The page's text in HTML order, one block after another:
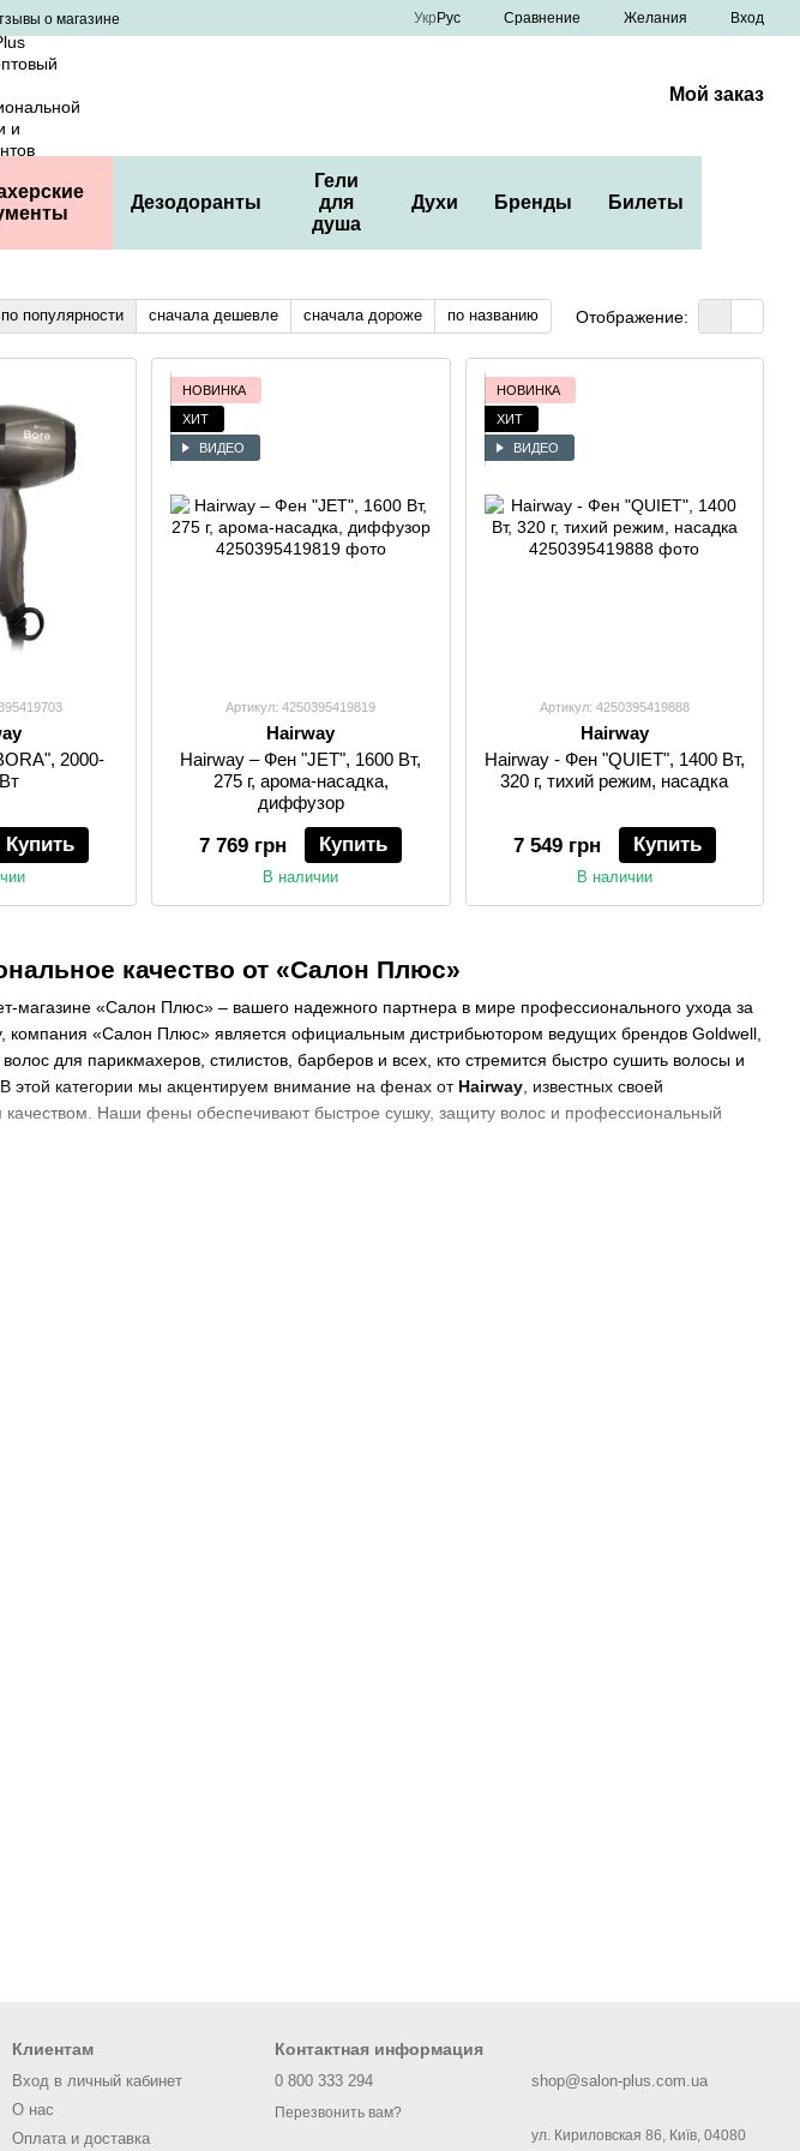
о магазине Укр Рус Сравнение Желания Вход
Мой заказ
Дезодоранты
Гели
для
душа
Духи Бренды Билеты
по популярности сначала дешевле сначала дороже по названию Отображение:
качество от «Салон Плюс»
магазине «Салон Плюс» – вашего надежного партнера в мире профессионального ухода за
компания «Салон Плюс» является официальным дистрибьютором ведущих брендов Goldwell,
для парикмахеров, стилистов, барберов и всех, кто стремится быстро сушить волосы и
этой категории мы акцентируем внимание на фенах от Hairway , известных своей
Наши фены обеспечивают быстрое сушку, защиту волос и профессиональный
концентратор для точной укладки или диффузор для объема. После использования
фены Hairway с другими продуктами:
2000-
Купить
НОВИНКА
ХИТ
ВИДЕО
Артикул: 4250395419819
Hairway
Hairway – Фен "JET", 1600 Вт,
275 г, арома-насадка,
диффузор
7 769 грн Купить
В наличии
НОВИНКА
ХИТ
ВИДЕО
Артикул: 4250395419888
Hairway
Hairway - Фен "QUIET", 1400 Вт,
320 г, тихий режим, насадка
7 549 грн Купить
В наличии
Клиентам
Вход в личный кабинет
О нас
Оплата и доставка
Контактная информация
0 800 333 294
Перезвонить вам?
shop@salon-plus.com.ua
ул. Кириловская 86, Київ, 04080